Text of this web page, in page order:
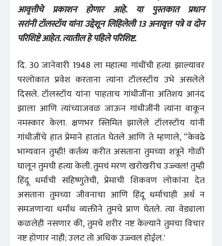
आवृत्तीचे प्रकाशन होणार आहे. या पुस्तकात प्रधान
सरांनी टॉलस्टॉय यांना उद्देशून लिहिलेली 13 अनावृत्त पत्रे व दोन
परिशिष्टे आहेत. त्यातील हे पहिले परिशिष्ट.
दि. 30 जानेवारी 1948 ला महात्मा गांधींची हत्या झाल्यावर
परलोकात प्रवेश करताना त्यांना टॉलस्टॉय उभे असलेले
दिसले. टॉलस्टॉय यांना पाहताच गांधीजींना अतिशय आनंद
झाला आणि त्यांच्याजवळ जाऊन गांधीजींनी त्यांना वाकून
नमस्कार केला. क्षणभर स्तिमित झालेले टॉलस्टॉय यांनी
गांधीजींचे हात प्रेमाने हातांत घेतले आणि ते म्हणाले, “केवढे
भाग्यवान तुम्ही! कर्तव्य करीत असताना तुमच्या शत्रूने गोळी
घालून तुमची हत्या केली. तुमचं मरण खरोखरीच उज्ज्वल! तुम्ही
हिंदू धर्माची सहिष्णुतेची, प्रेमाची शिकवण लोकांना देत
असताना तुमच्या जीवनाचा आणि हिंदू धर्माचाही अर्थ न
समजणाऱ्या धर्मांध व्यक्तीने तुमचे प्राण घेतले. त्या वेड्याला
कळलेही नसणार की, तुमचे शरीर नष्ट केल्याने तुमचा विचार
नष्ट होणार नाही; उलट तो अधिक उज्ज्वल होईल.'